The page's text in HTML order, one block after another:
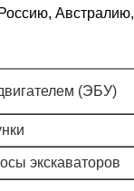
Австралию,
(ЭБУ)
экскаваторов